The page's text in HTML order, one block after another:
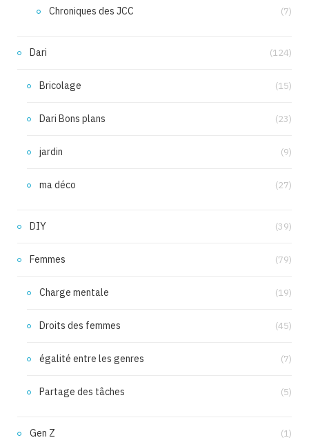
Chroniques des JCC (7)
Dari (124)
Bricolage (15)
Dari Bons plans (23)
jardin (9)
ma déco (27)
DIY (39)
Femmes (79)
Charge mentale (19)
Droits des femmes (45)
égalité entre les genres (7)
Partage des tâches (5)
Gen Z (1)